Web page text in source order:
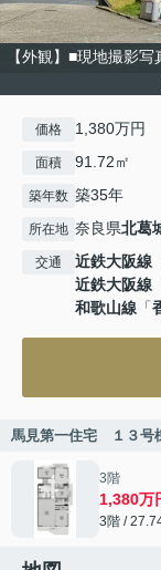
【外観】■現地撮影
価格 1,380万円
面積 91.72㎡
築年数 築35年
所在地 奈良県北葛
交通 近鉄大阪線
近鉄大阪線
和歌山線 「
馬見第一住宅 １３号
3階
1,380万
3階 /